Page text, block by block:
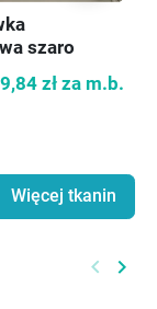
szaro
9,84 zł za m.b.
Więcej tkanin
keyboard_arrow_left keyboard_arrow_right